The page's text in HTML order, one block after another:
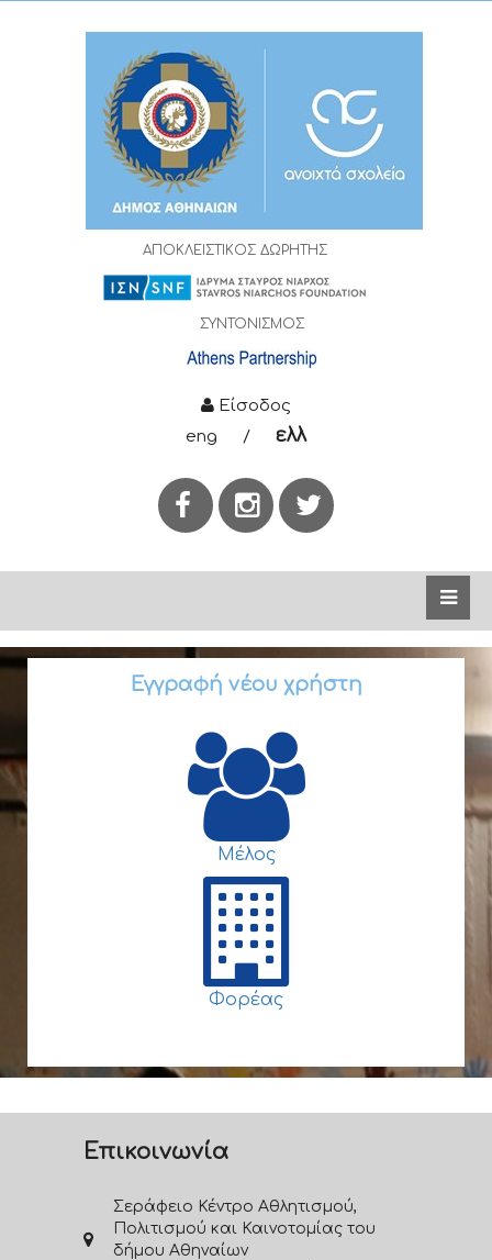
ΑΠΟΚΛΕΙΣΤΙΚΟΣ ΔΩΡΗΤΗΣ
ΣΥΝΤΟΝΙΣΜΟΣ
Είσοδος
eng
/ ελλ
Εγγραφή νέου χρήστη
Μέλος
Φορέας
Επικοινωνία
Σεράφειο Κέντρο Αθλητισμού,
Πολιτισμού και Καινοτομίας του
δήμου Αθηναίων